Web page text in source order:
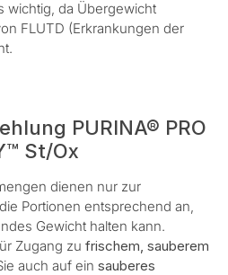
wichtig, da Übergewicht
FLUTD (Erkrankungen der
PURINA® PRO
St/Ox
dienen nur zur
Portionen entsprechend an,
Gewicht halten kann.
Zugang zu frischem, sauberem
auch auf ein sauberes